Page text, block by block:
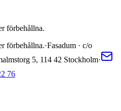
förbehållna.
förbehållna.·Fasadum · c/o
5, 114 42 Stockholm·
76